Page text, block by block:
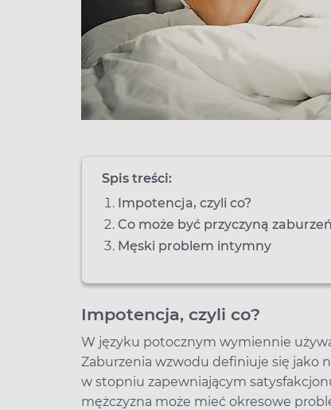
Spis treści:
Impotencja, czyli co?
Co może być przyczyną
Męski problem intymny
Impotencja, czyli co?
W języku potocznym wymiennie
Zaburzenia wzwodu definiuje się jako
w stopniu zapewniającym
mężczyzna może mieć okresowe